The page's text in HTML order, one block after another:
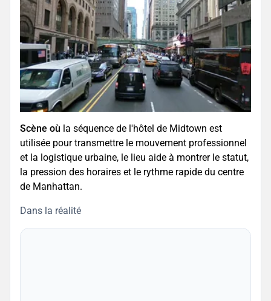
Scène où la séquence de l'hôtel de Midtown est
utilisée pour transmettre le mouvement professionnel
et la logistique urbaine, le lieu aide à montrer le statut,
la pression des horaires et le rythme rapide du centre
de Manhattan.
Dans la réalité